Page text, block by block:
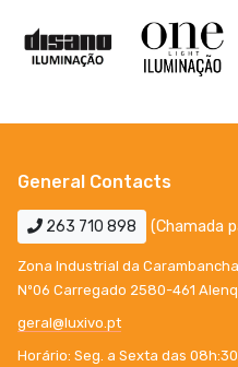
General Contacts
263 710 898 (Chamada
Zona Industrial da Carambancha
Nº06 Carregado 2580-461
geral@luxivo.pt
Horário: Seg. a Sexta das